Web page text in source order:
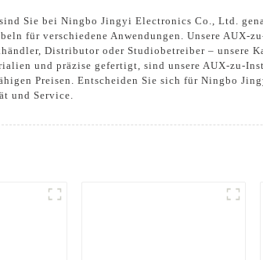
Sie bei Ningbo Jingyi Electronics Co., Ltd.
für verschiedene Anwendungen. Unsere AUX-
Distributor oder Studiobetreiber – unsere
und präzise gefertigt, sind unsere AUX-zu-
Preisen. Entscheiden Sie sich für Ningbo
und Service.